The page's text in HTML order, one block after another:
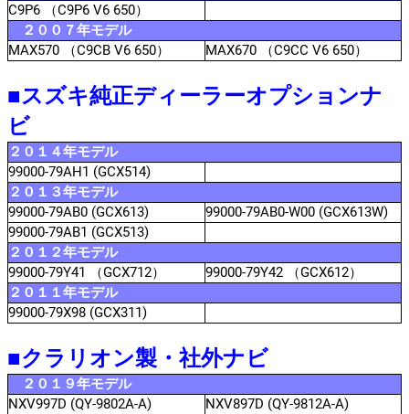
C9P6 （C9P6 V6 650）
２００７年モデル
MAX570 （C9CB V6 650）
MAX670 （C9CC V6 650）
■スズキ純正ディーラーオプションナ
ビ
２０１４年モデル
99000-79AH1 (GCX514)
２０１３年モデル
99000-79AB0 (GCX613)
99000-79AB0-W00 (GCX613W)
99000-79AB1 (GCX513)
２０１２年モデル
99000-79Y41 （GCX712）
99000-79Y42 （GCX612）
２０１１年モデル
99000-79X98 (GCX311)
■クラリオン製・社外ナビ
２０１９年モデル
NXV997D (QY-9802A-A)
NXV897D (QY-9812A-A)